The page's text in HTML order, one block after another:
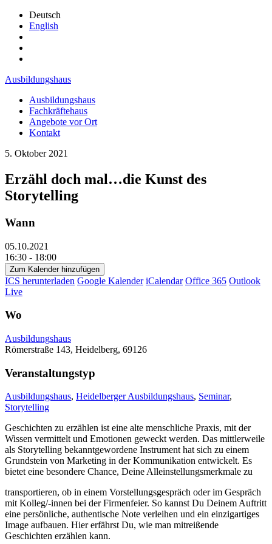
Deutsch
English
Ausbildungshaus
Ausbildungshaus
Fachkräftehaus
Angebote vor Ort
Kontakt
5. Oktober 2021
Erzähl doch mal…die Kunst des
Storytelling
Wann
05.10.2021
16:30 - 18:00
Zum Kalender hinzufügen
ICS herunterladen Google Kalender iCalendar Office 365 Outlook
Live
Wo
Ausbildungshaus
Römerstraße 143, Heidelberg, 69126
Veranstaltungstyp
Ausbildungshaus, Heidelberger Ausbildungshaus, Seminar,
Storytelling
Geschichten zu erzählen ist eine alte menschliche Praxis, mit der
Wissen vermittelt und Emotionen geweckt werden. Das mittlerweile
als Storytelling bekanntgewordene Instrument hat sich zu einem
Grundstein von Marketing in der Kommunikation entwickelt. Es
bietet eine besondere Chance, Deine Alleinstellungsmerkmale zu
transportieren, ob in einem Vorstellungsgespräch oder im Gespräch
mit Kolleg/-innen bei der Firmenfeier. So kannst Du Deinem Auftritt
eine persönliche, authentische Note verleihen und ein einzigartiges
Image aufbauen. Hier erfährst Du, wie man mitreißende
Geschichten erzählen kann.